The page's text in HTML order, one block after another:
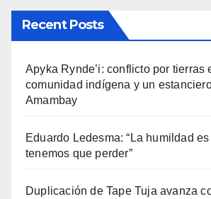
Recent Posts
Apyka Rynde’i: conflicto por tierras
comunidad indígena y un
Amambay
Eduardo Ledesma: “La humildad
tenemos que perder”
Duplicación de Tape Tuja avanza